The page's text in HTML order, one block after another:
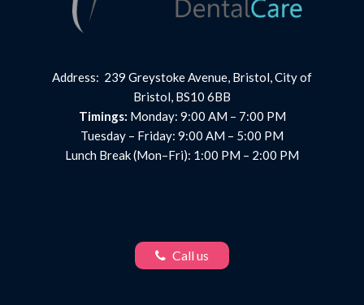
Address: 239 Greystoke Avenue, Bristol, City of
Bristol, BS10 6BB
Timings: Monday: 9:00 AM – 7:00 PM
Tuesday – Friday: 9:00 AM – 5:00 PM
Lunch Break (Mon–Fri): 1:00 PM – 2:00 PM
Call us